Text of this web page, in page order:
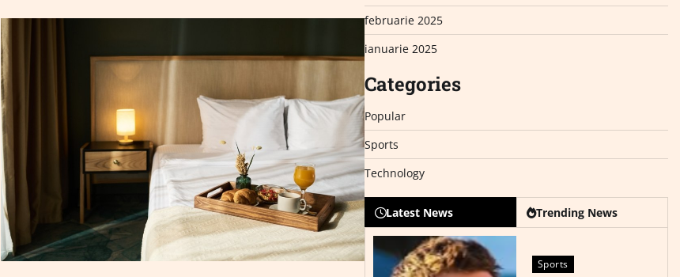
februarie 2025
ianuarie 2025
Categories
Popular
Sports
Technology
Latest News Trending News
Sports